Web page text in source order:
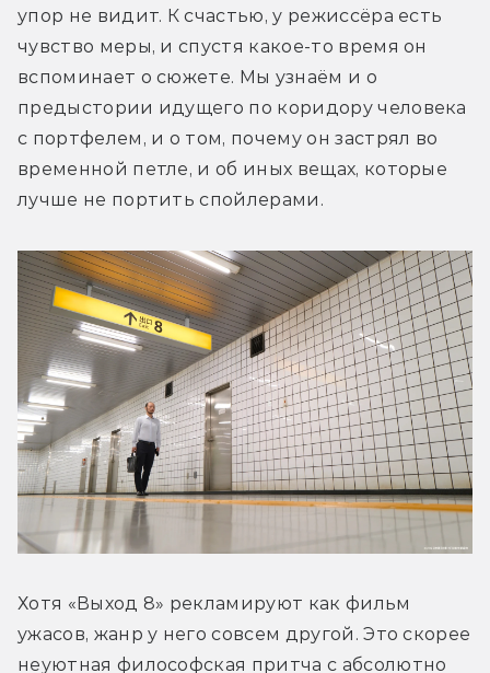
упор не видит. К счастью, у режиссёра есть
чувство меры, и спустя какое-то время он
вспоминает о сюжете. Мы узнаём и о
предыстории идущего по коридору человека
с портфелем, и о том, почему он застрял во
временной петле, и об иных вещах, которые
лучше не портить спойлерами.
Хотя «Выход 8» рекламируют как фильм
ужасов, жанр у него совсем другой. Это скорее
неуютная философская притча с абсолютно